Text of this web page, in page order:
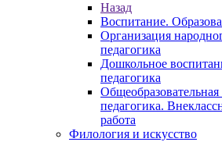
Назад
Воспитание.
Организация
педагогика
Дошкольное
педагогика
педагогика.
работа
Филология и искусство